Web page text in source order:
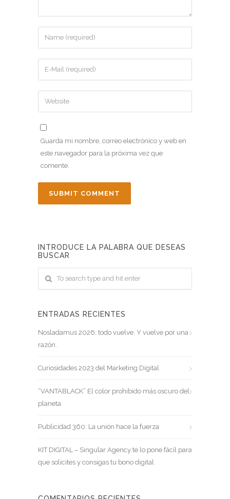
Guarda mi nombre, correo electrónico y web en
este navegador para la próxima vez que
comente.
INTRODUCE LA PALABRA QUE DESEAS
BUSCAR
ENTRADAS RECIENTES
Nosladamus 2026: todo vuelve. Y vuelve por una
razón.
Curiosidades 2023 del Marketing Digital
“VANTABLACK” El color prohibido más oscuro del
planeta
Publicidad 360: La unión hace la fuerza
KIT DIGITAL – Singular Agency te lo pone fácil para
que solicites y consigas tu bono digital